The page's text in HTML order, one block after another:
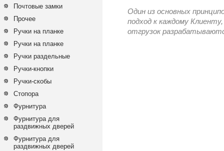
Почтовые замки
Прочее
Ручки на планке
Ручки на планке
Ручки раздельные
Ручки-кнопки
Ручки-скобы
Стопора
Фурнитура
Фурнитура для
раздвижных дверей
Фурнитура для
раздвижных дверей
Один из основных
подход к каждому
отгрузок